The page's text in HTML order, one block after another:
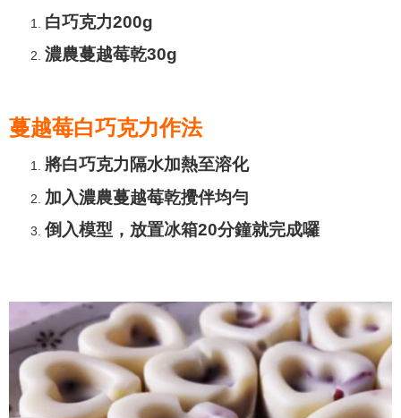
白巧克力200g
濃農蔓越莓乾30g
蔓越莓白巧克力作法
將白巧克力隔水加熱至溶化
加入濃農蔓越莓乾攪伴均勻
倒入模型，放置冰箱20分鐘就完成囉